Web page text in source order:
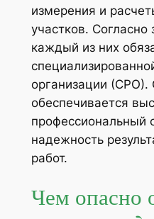
измерения и
участков. Согласно
каждый из них
организации (СРО).
обеспечивается
профессиональный
надежность
работ.
Чем опасно